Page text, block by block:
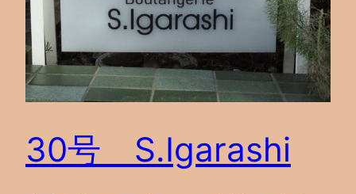
30号 S.Igarashi